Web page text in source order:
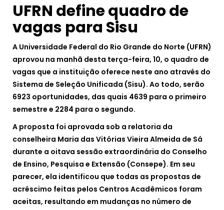
UFRN define quadro de
vagas para Sisu
A Universidade Federal do Rio Grande do Norte (UFRN)
aprovou na manhã desta terça-feira, 10, o quadro de
vagas que a instituição oferece neste ano através do
Sistema de Seleção Unificada (Sisu). Ao todo, serão
6923 oportunidades, das quais 4639 para o primeiro
semestre e 2284 para o segundo.
A proposta foi aprovada sob a relatoria da
conselheira Maria das Vitórias Vieira Almeida de Sá
durante a oitava sessão extraordinária do Conselho
de Ensino, Pesquisa e Extensão (Consepe). Em seu
parecer, ela identificou que todas as propostas de
acréscimo feitas pelos Centros Acadêmicos foram
aceitas, resultando em mudanças no número de